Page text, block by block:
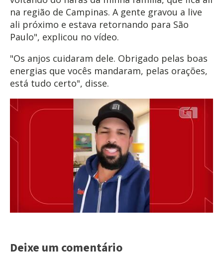
na região de Campinas. A gente gravou a live
ali próximo e estava retornando para São
Paulo", explicou no vídeo.
"Os anjos cuidaram dele. Obrigado pelas boas
energias que vocês mandaram, pelas orações,
está tudo certo", disse.
Deixe um comentário